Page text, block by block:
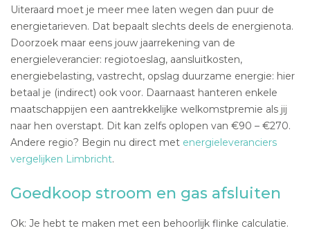
Uiteraard moet je meer mee laten wegen dan puur de
energietarieven. Dat bepaalt slechts deels de energienota.
Doorzoek maar eens jouw jaarrekening van de
energieleverancier: regiotoeslag, aansluitkosten,
energiebelasting, vastrecht, opslag duurzame energie: hier
betaal je (indirect) ook voor. Daarnaast hanteren enkele
maatschappijen een aantrekkelijke welkomstpremie als jij
naar hen overstapt. Dit kan zelfs oplopen van €90 – €270.
Andere regio? Begin nu direct met energieleveranciers
vergelijken Limbricht.
Goedkoop stroom en gas afsluiten
Ok: Je hebt te maken met een behoorlijk flinke calculatie.